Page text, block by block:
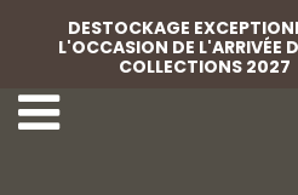
8a-Lovely-Mariées
DESTOCKAGE
L'OCCASION DE L'ARRIVÉE
COLLECTIONS 2027